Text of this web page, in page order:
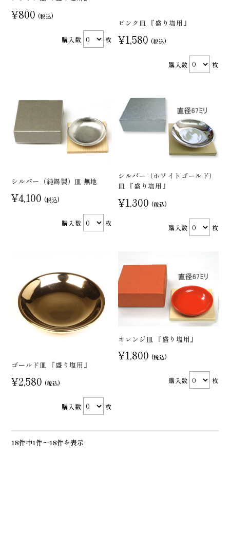
¥800 (税込)
購入数 枚
ピンク皿 『盛り塩用』
¥1,580 (税込)
購入数 枚
シルバー（純錫製）皿 無地
¥4,100 (税込)
購入数 枚
シルバー（ホワイトゴールド）
皿 『盛り塩用』
¥1,300 (税込)
購入数 枚
ゴールド皿 『盛り塩用』
¥2,580 (税込)
購入数 枚
オレンジ皿 『盛り塩用』
¥1,800 (税込)
購入数 枚
18件中1件～18件を表示